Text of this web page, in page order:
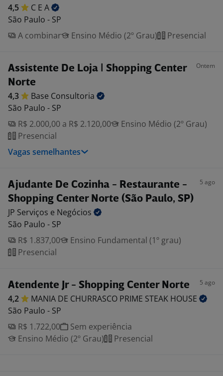
4,5 C E A
São Paulo - SP
A combinar
Ensino Médio (2º Grau) Presencial
Assistente De Loja | Shopping Center
Norte
Ontem
4,3 Base Consultoria
São Paulo - SP
R$ 2.000,00 a R$ 2.120,00
Ensino Médio (2º Grau)
Presencial
Vagas semelhantes
Ajudante De Cozinha - Restaurante -
Shopping Center Norte (São Paulo, SP)
5 ago
JP Serviços e Negócios
São Paulo - SP
R$ 1.837,00
Ensino Fundamental (1º grau)
Presencial
Atendente Jr - Shopping Center Norte 5 ago
4,2 MANIA DE CHURRASCO PRIME STEAK HOUSE
São Paulo - SP
R$ 1.722,00
Sem experiência
Ensino Médio (2º Grau)
Presencial